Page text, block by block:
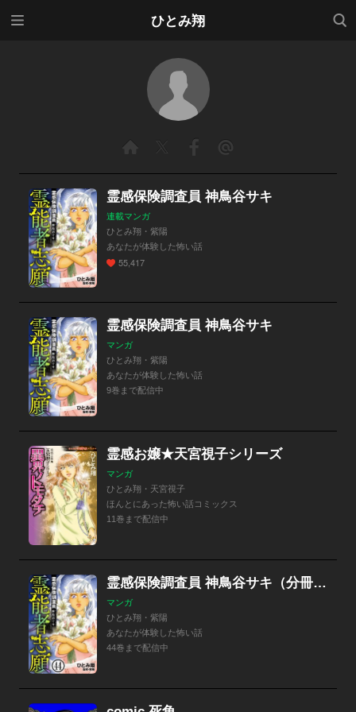
ひとみ翔
検索
霊感保険調査員 神鳥谷サキ
連載マンガ
ひとみ翔・紫陽
あなたが体験した怖い話
55,417
霊感保険調査員 神鳥谷サキ
マンガ
ひとみ翔・紫陽
あなたが体験した怖い話
9巻まで配信中
霊感お嬢★天宮視子シリーズ
マンガ
ひとみ翔・天宮視子
ほんとにあった怖い話コミックス
11巻まで配信中
霊感保険調査員 神鳥谷サキ（分冊版）
マンガ
ひとみ翔・紫陽
あなたが体験した怖い話
44巻まで配信中